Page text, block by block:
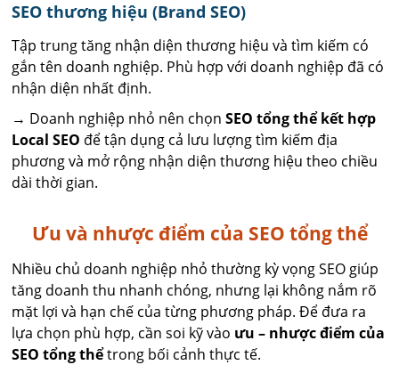
SEO thương hiệu (Brand SEO)
Tập trung tăng nhận diện thương hiệu và tìm kiếm có
gắn tên doanh nghiệp. Phù hợp với doanh nghiệp đã có
nhận diện nhất định.
→ Doanh nghiệp nhỏ nên chọnSEO tổng thể kết hợp
Local SEO để tận dụng cả lưu lượng tìm kiếm địa
phương và mở rộng nhận diện thương hiệu theo chiều
dài thời gian.
Ưu và nhược điểm của SEO tổng thể
Nhiều chủ doanh nghiệp nhỏ thường kỳ vọng SEO giúp
tăng doanh thu nhanh chóng, nhưng lại không nắm rõ
mặt lợi và hạn chế của từng phương pháp. Để đưa ra
lựa chọn phù hợp, cần soi kỹ vào ưu – nhược điểm của
SEO tổng thểtrong bối cảnh thực tế.